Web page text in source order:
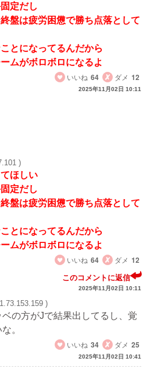
定だし
盤は疲労困憊で勝ち点落として
とになってるんだから
ムがボロボロになるよ
いいね 64 ダメ 12
2025年11月02日 10:11
)
ほしい
定だし
盤は疲労困憊で勝ち点落として
とになってるんだから
ムがボロボロになるよ
いいね 64 ダメ 12
このコメントに返信
2025年11月02日 10:11
)
の方がJで結果出してるし、覚
。
いいね 34 ダメ 25
2025年11月02日 10:41